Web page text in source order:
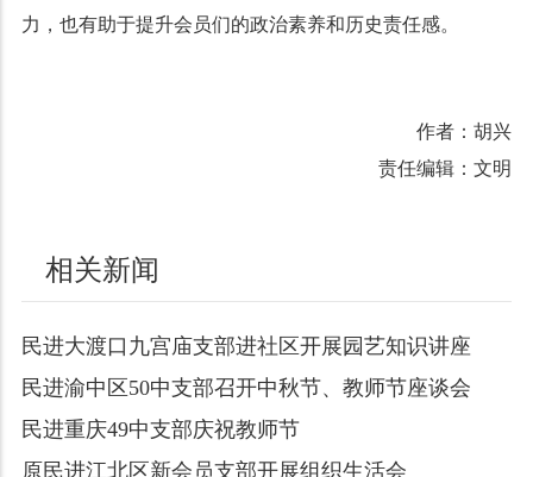
力，也有助于提升会员们的政治素养和历史责任感。
作者：胡兴
责任编辑：文明
相关新闻
民进大渡口九宫庙支部进社区开展园艺知识讲座
民进渝中区50中支部召开中秋节、教师节座谈会
民进重庆49中支部庆祝教师节
原民进江北区新会员支部开展组织生活会